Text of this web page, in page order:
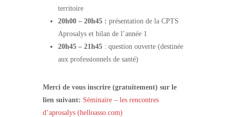
territoire
20h00 – 20h45 : présentation de la CPTS
Aprosalys et bilan de l’année 1
20h45 – 21h45 : question ouverte (destinée
aux professionnels de santé)
Merci de vous inscrire (gratuitement) sur le
lien suivant: Séminaire – les rencontres
d’aprosalys (helloasso.com)